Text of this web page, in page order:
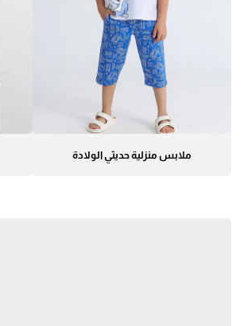
ملابس منزلية حديثي الولادة